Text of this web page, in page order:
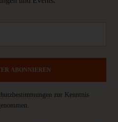
zur Kenntnis
ABONNIEREN